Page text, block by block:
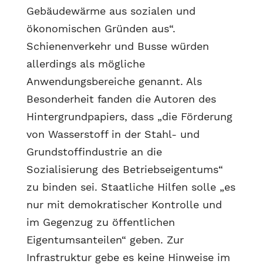
Gebäudewärme aus sozialen und
ökonomischen Gründen aus“.
Schienenverkehr und Busse würden
allerdings als mögliche
Anwendungsbereiche genannt. Als
Besonderheit fanden die Autoren des
Hintergrundpapiers, dass „die Förderung
von Wasserstoff in der Stahl- und
Grundstoffindustrie an die
Sozialisierung des Betriebseigentums“
zu binden sei. Staatliche Hilfen solle „es
nur mit demokratischer Kontrolle und
im Gegenzug zu öffentlichen
Eigentumsanteilen“ geben. Zur
Infrastruktur gebe es keine Hinweise im